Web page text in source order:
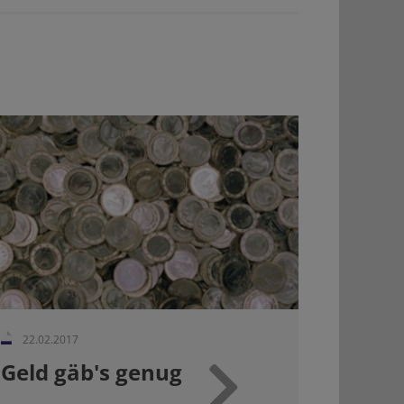
22.02.2017
Geld gäb's genug